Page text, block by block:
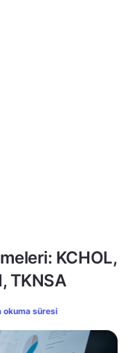
KCHOL,
TKNSA
süresi